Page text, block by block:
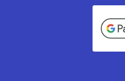
Google Pay